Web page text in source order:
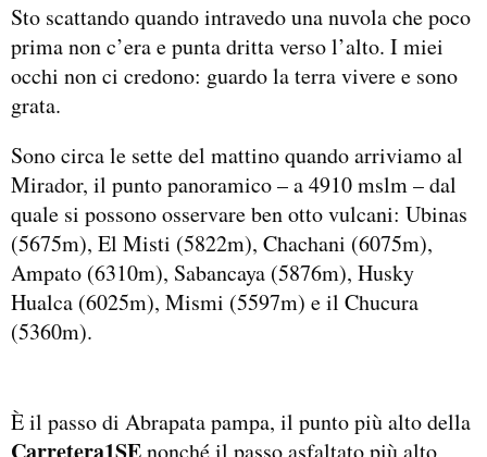
Sto scattando quando intravedo una nuvola che poco
prima non c’era e punta dritta verso l’alto. I miei
occhi non ci credono: guardo la terra vivere e sono
grata.
Sono circa le sette del mattino quando arriviamo al
Mirador, il punto panoramico – a 4910 mslm – dal
quale si possono osservare ben otto vulcani: Ubinas
(5675m), El Misti (5822m), Chachani (6075m),
Ampato (6310m), Sabancaya (5876m), Husky
Hualca (6025m), Mismi (5597m) e il Chucura
(5360m).
È il passo di Abrapata pampa, il punto più alto della
nonché il passo asfaltato più alto